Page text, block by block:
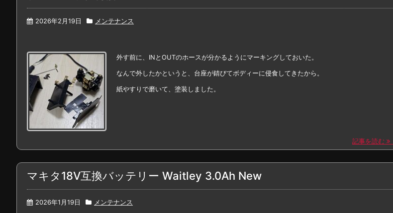
2026年2月19日 メンテナンス
外す前に、INとOUTのホースが分かるようにマーキングしておいた。
なんで外したかというと、台座が錆びてボディーに侵食してきたから。
紙やすりで磨いて、塗装しました。
記事を読む
マキタ18V互換バッテリー Waitley 3.0Ah New
2026年1月19日 メンテナンス